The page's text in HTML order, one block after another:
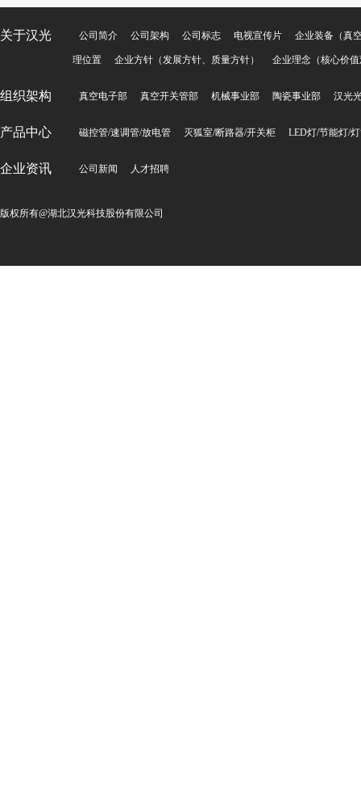
关于汉光 公司简介 公司架构 公司标志 电视宣传片 企业装备（真
理位置 企业方针（发展方针、质量方针） 企业理念（核心价
组织架构 真空电子部 真空开关管部 机械事业部 陶瓷事业部 汉光
产品中心 磁控管/速调管/放电管 灭狐室/断路器/开关柜 LED灯/节能灯/
企业资讯 公司新闻 人才招聘
版权所有@湖北汉光科技股份有限公司